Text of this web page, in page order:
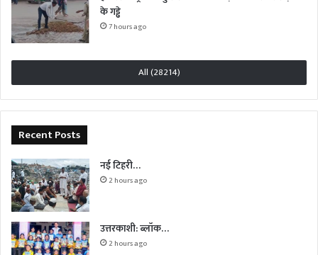
के गड्ढे
7 hours ago
All (28214)
Recent Posts
नई टिहरी…
2 hours ago
उत्तरकाशी: ब्लॉक…
2 hours ago